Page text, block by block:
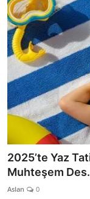
2025’te Yaz
Muhteşem
Aslan 0